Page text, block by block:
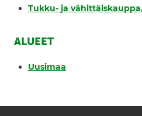
Tukku- ja
ALUEET
Uusimaa